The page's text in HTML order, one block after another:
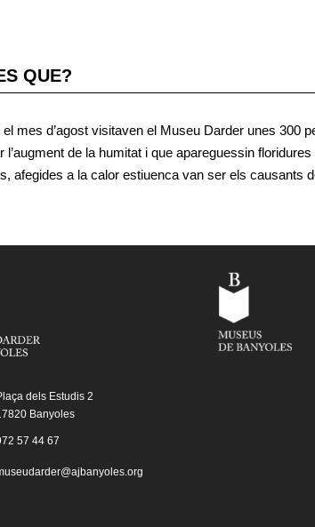
QUE?
el mes d’agost visitaven el Museu Darder unes 300
l’augment de la humitat i que apareguessin
afegides a la calor estiuenca van ser els causants
dels Estudis 2
Banyoles
57 44 67